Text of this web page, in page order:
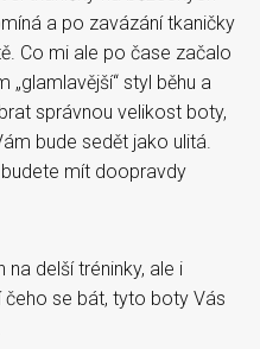
a po zavázání tkaničky
Co mi ale po čase začalo
„glamlavější“ styl běhu a
správnou velikost boty,
bude sedět jako ulitá.
mít doopravdy
delší tréninky, ale i
se bát, tyto boty Vás